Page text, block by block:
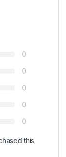
0
0
0
0
0
this